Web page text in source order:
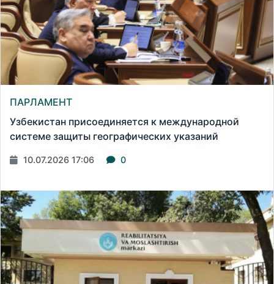
ПАРЛАМЕНТ
Узбекистан присоединяется к международной
системе защиты географических указаний
10.07.2026 17:06 0